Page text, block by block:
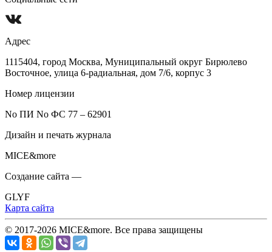
Адрес
1115404, город Москва, Муниципальный округ Бирюлево
Восточное, улица 6-радиальная, дом 7/6, корпус 3
Номер лицензии
No ПИ No ФС 77 – 62901
Дизайн и печать журнала
MICE&more
Создание сайта —
GLYF
Карта сайта
© 2017-2026 MICE&more. Все права защищены